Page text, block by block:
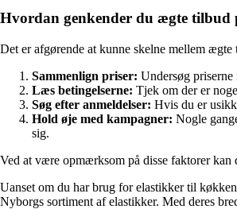
Hvordan genkender du ægte tilbud
Det er afgørende at kunne skelne mellem
Sammenlign priser: Undersøg
Læs betingelserne: Tjek om der er
Søg efter anmeldelser: Hvis du er
Hold øje med kampagner: Nogle
sig.
Ved at være opmærksom på disse faktorer
Uanset om du har brug for elastikker til
Nyborgs sortiment af elastikker. Med deres